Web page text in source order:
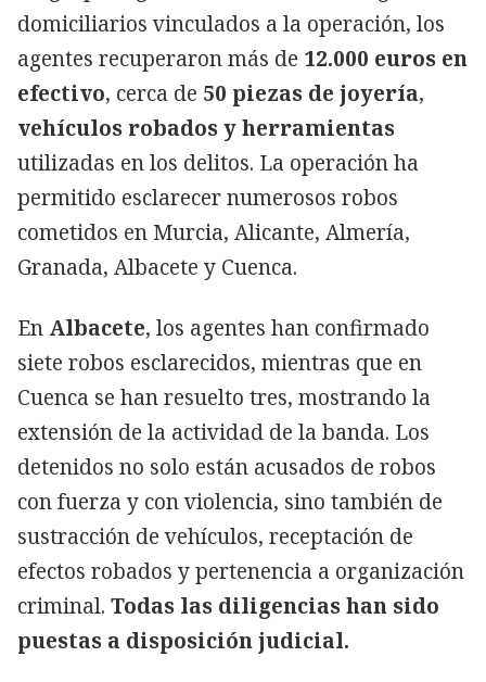
domiciliarios vinculados a la operación, los
agentes recuperaron más de 12.000 euros en
efectivo, cerca de 50 piezas de joyería,
vehículos robados y herramientas
utilizadas en los delitos. La operación ha
permitido esclarecer numerosos robos
cometidos en Murcia, Alicante, Almería,
Granada, Albacete y Cuenca.
En Albacete, los agentes han confirmado
siete robos esclarecidos, mientras que en
Cuenca se han resuelto tres, mostrando la
extensión de la actividad de la banda. Los
detenidos no solo están acusados de robos
con fuerza y con violencia, sino también de
sustracción de vehículos, receptación de
efectos robados y pertenencia a organización
criminal. Todas las diligencias han sido
puestas a disposición judicial.